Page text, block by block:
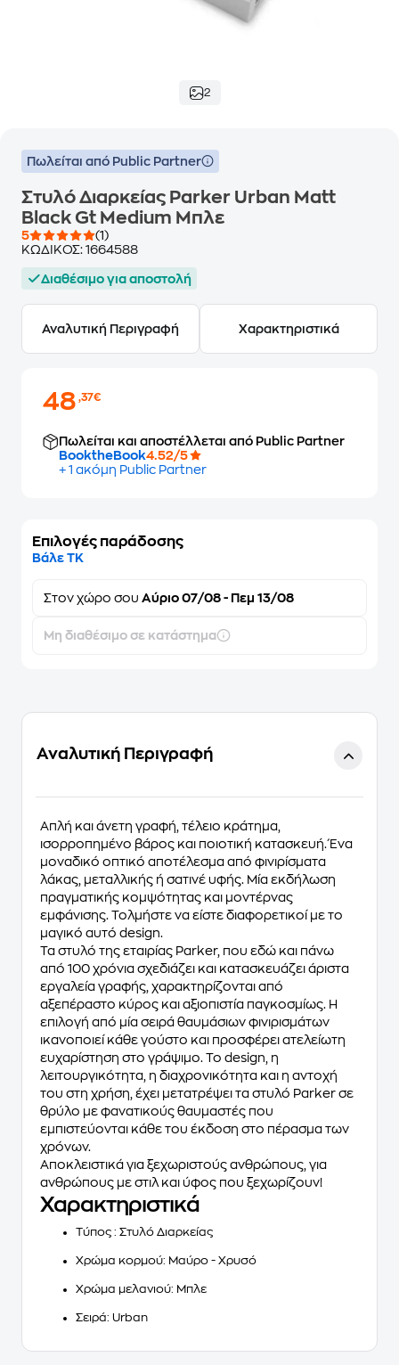
2
Πωλείται από Public Partner
Στυλό Διαρκείας Parker Urban Matt
Black Gt Medium Μπλε
5
(1)
ΚΩΔΙΚΟΣ: 1664588
Διαθέσιμο για αποστολή
Αναλυτική Περιγραφή Χαρακτηριστικά
48,37€
Πωλείται και αποστέλλεται από Public Partner
BooktheBook4.52/5
+ 1 ακόμη Public Partner
Επιλογές παράδοσης
Βάλε ΤΚ
Στον χώρο σου Αύριο 07/08 - Πεμ 13/08
Μη διαθέσιμο σε κατάστημα
Αναλυτική Περιγραφή
Απλή και άνετη γραφή, τέλειο κράτημα,
ισορροπημένο βάρος και ποιοτική κατασκευή. Ένα
μοναδικό οπτικό αποτέλεσμα από φινιρίσματα
λάκας, μεταλλικής ή σατινέ υφής. Μία εκδήλωση
πραγματικής κομψότητας και μοντέρνας
εμφάνισης. Τολμήστε να είστε διαφορετικοί με το
μαγικό αυτό design.
Τα στυλό της εταιρίας Parker, που εδώ και πάνω
από 100 χρόνια σχεδιάζει και κατασκευάζει άριστα
εργαλεία γραφής, χαρακτηρίζονται από
αξεπέραστο κύρος και αξιοπιστία παγκοσμίως. Η
επιλογή από μία σειρά θαυμάσιων φινιρισμάτων
ικανοποιεί κάθε γούστο και προσφέρει ατελείωτη
ευχαρίστηση στο γράψιμο. Το design, η
λειτουργικότητα, η διαχρονικότητα και η αντοχή
του στη χρήση, έχει μετατρέψει τα στυλό Parker σε
θρύλο με φανατικούς θαυμαστές που
εμπιστεύονται κάθε του έκδοση στο πέρασμα των
χρόνων.
Αποκλειστικά για ξεχωριστούς ανθρώπους, για
ανθρώπους με στιλ και ύφος που ξεχωρίζουν!
Χαρακτηριστικά
Τύπος : Στυλό Διαρκείας
Χρώμα κορμού: Μαύρο - Χρυσό
Χρώμα μελανιού: Μπλε
Σειρά: Urban